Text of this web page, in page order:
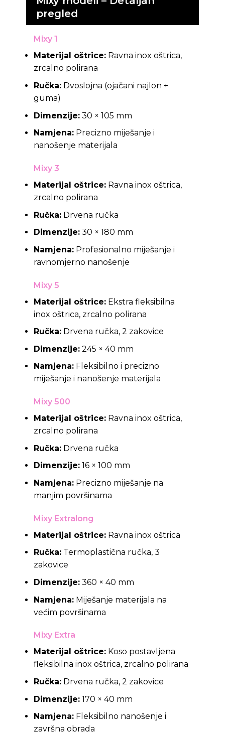
pregled
Mixy 1
Materijal oštrice:Ravna inox oštrica,
zrcalno polirana
Ručka:Dvoslojna (ojačani najlon +
guma)
Dimenzije:30 × 105 mm
Namjena:Precizno miješanje i
nanošenje materijala
Mixy 3
Materijal oštrice:Ravna inox oštrica,
zrcalno polirana
Ručka:Drvena ručka
Dimenzije:30 × 180 mm
Namjena:Profesionalno miješanje i
ravnomjerno nanošenje
Mixy 5
Materijal oštrice:Ekstra fleksibilna
inox oštrica, zrcalno polirana
Ručka:Drvena ručka, 2 zakovice
Dimenzije:245 × 40 mm
Namjena:Fleksibilno i precizno
miješanje i nanošenje materijala
Mixy 500
Materijal oštrice:Ravna inox oštrica,
zrcalno polirana
Ručka:Drvena ručka
Dimenzije:16 × 100 mm
Namjena:Precizno miješanje na
manjim površinama
Mixy Extralong
Materijal oštrice:Ravna inox oštrica
Ručka:Termoplastična ručka, 3
zakovice
Dimenzije:360 × 40 mm
Namjena:Miješanje materijala na
većim površinama
Mixy Extra
Materijal oštrice:Koso postavljena
fleksibilna inox oštrica, zrcalno polirana
Ručka:Drvena ručka, 2 zakovice
Dimenzije:170 × 40 mm
Namjena:Fleksibilno nanošenje i
završna obrada